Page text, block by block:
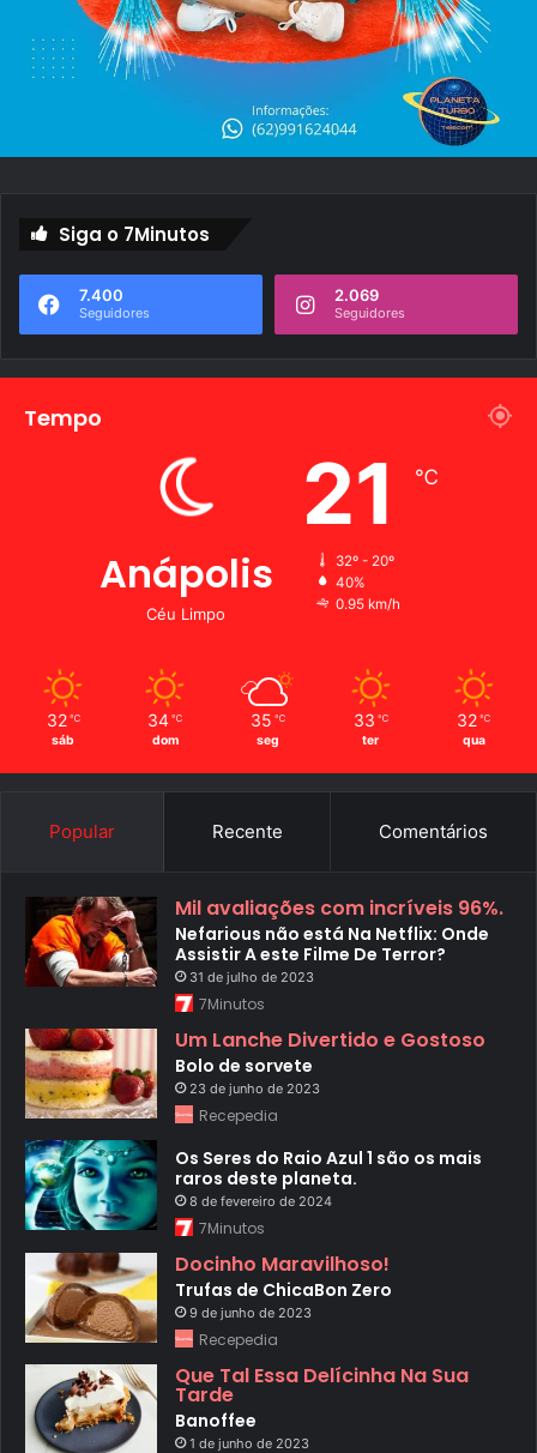
Siga o 7Minutos
7.400
Seguidores
2.069
Seguidores
Tempo
Anápolis
Céu Limpo
21 ℃
32º - 20º
40%
0.95 km/h
32 ℃
sáb
34 ℃
dom
35 ℃
seg
33 ℃
ter
32 ℃
qua
Popular Recente Comentários
Mil avaliações com incríveis 96%.
Nefarious não está Na Netflix: Onde
Assistir A este Filme De Terror?
31 de julho de 2023
7Minutos
Um Lanche Divertido e Gostoso
Bolo de sorvete
23 de junho de 2023
Recepedia
Os Seres do Raio Azul 1 são os mais
raros deste planeta.
8 de fevereiro de 2024
7Minutos
Docinho Maravilhoso!
Trufas de ChicaBon Zero
9 de junho de 2023
Recepedia
Que Tal Essa Delícinha Na Sua
Tarde
Banoffee
1 de junho de 2023